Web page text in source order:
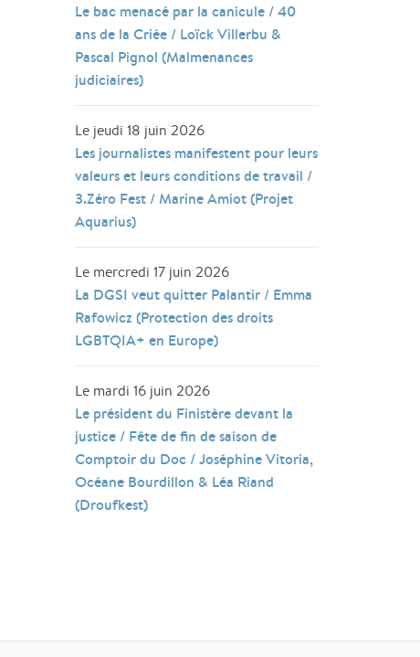
Le bac menacé par la canicule / 40
ans de la Criée / Loïck Villerbu &
Pascal Pignol (Malmenances
judiciaires)
Le jeudi 18 juin 2026
Les journalistes manifestent pour leurs
valeurs et leurs conditions de travail /
3.Zéro Fest / Marine Amiot (Projet
Aquarius)
Le mercredi 17 juin 2026
La DGSI veut quitter Palantir / Emma
Rafowicz (Protection des droits
LGBTQIA+ en Europe)
Le mardi 16 juin 2026
Le président du Finistère devant la
justice / Fête de fin de saison de
Comptoir du Doc / Joséphine Vitoria,
Océane Bourdillon & Léa Riand
(Droufkest)